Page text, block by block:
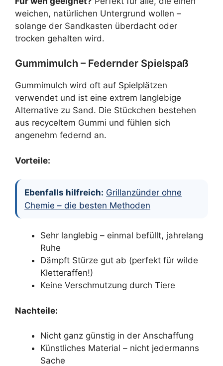
weichen, natürlichen Untergrund wollen –
solange der Sandkasten überdacht oder
trocken gehalten wird.
Gummimulch – Federnder Spielspaß
Gummimulch wird oft auf Spielplätzen
verwendet und ist eine extrem langlebige
Alternative zu Sand. Die Stückchen bestehen
aus recyceltem Gummi und fühlen sich
angenehm federnd an.
Vorteile:
Ebenfalls hilfreich: Grillanzünder ohne
Chemie – die besten Methoden
Sehr langlebig – einmal befüllt, jahrelang
Ruhe
Dämpft Stürze gut ab (perfekt für wilde
Kletteraffen!)
Keine Verschmutzung durch Tiere
Nachteile:
Nicht ganz günstig in der Anschaffung
Künstliches Material – nicht jedermanns
Sache